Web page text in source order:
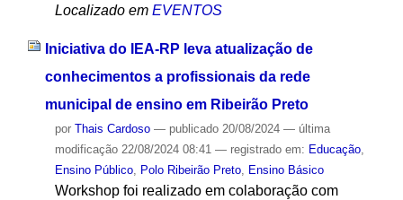
Localizado em EVENTOS
Iniciativa do IEA-RP leva atualização de
conhecimentos a profissionais da rede
municipal de ensino em Ribeirão Preto
por Thais Cardoso — publicado20/08/2024 — última
modificação22/08/2024 08:41 — registrado em: Educação,
Ensino Público, Polo Ribeirão Preto, Ensino Básico
Workshop foi realizado em colaboração com